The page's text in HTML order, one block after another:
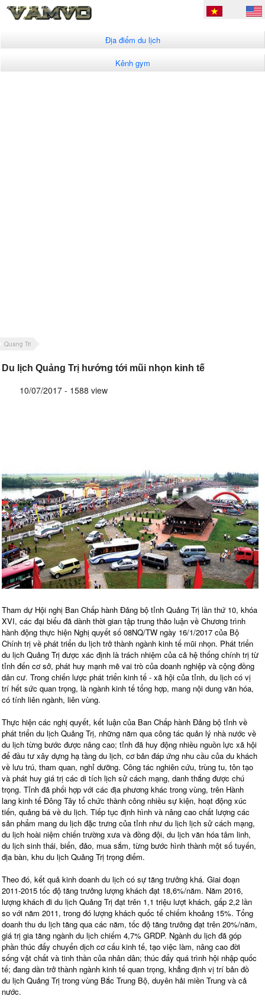
Địa điểm du lịch
Kênh gym
Quang Tri
Du lịch Quảng Trị hướng tới mũi nhọn kinh tế
10/07/2017 - 1588 view
Tham dự Hội nghị Ban Chấp hành Đảng bộ tỉnh Quảng Trị lần thứ 10, khóa
XVI, các đại biểu đã dành thời gian tập trung thảo luận về Chương trình
hành động thực hiện Nghị quyết số 08NQ/TW ngày 16/1/2017 của Bộ
Chính trị về phát triển du lịch trở thành ngành kinh tế mũi nhọn. Phát triển
du lịch Quảng Trị được xác định là trách nhiệm của cả hệ thống chính trị từ
tỉnh đến cơ sở, phát huy mạnh mẽ vai trò của doanh nghiệp và cộng đồng
dân cư. Trong chiến lược phát triển kinh tế - xã hội của tỉnh, du lịch có vị
trí hết sức quan trọng, là ngành kinh tế tổng hợp, mang nội dung văn hóa,
có tính liên ngành, liên vùng.
Thực hiện các nghị quyết, kết luận của Ban Chấp hành Đảng bộ tỉnh về
phát triển du lịch Quảng Trị, những năm qua công tác quản lý nhà nước về
du lịch từng bước được nâng cao; tỉnh đã huy động nhiều nguồn lực xã hội
để đầu tư xây dựng hạ tầng du lịch, cơ bản đáp ứng nhu cầu của du khách
về lưu trú, tham quan, nghỉ dưỡng. Công tác nghiên cứu, trùng tu, tôn tạo
và phát huy giá trị các di tích lịch sử cách mạng, danh thắng được chú
trọng. Tỉnh đã phối hợp với các địa phương khác trong vùng, trên Hành
lang kinh tế Đông Tây tổ chức thành công nhiều sự kiện, hoạt động xúc
tiến, quảng bá về du lịch. Tiếp tục định hình và nâng cao chất lượng các
sản phẩm mang du lịch đặc trưng của tỉnh như du lịch lịch sử cách mạng,
du lịch hoài niệm chiến trường xưa và đồng đội, du lịch văn hóa tâm linh,
du lịch sinh thái, biển, đảo, mua sắm, từng bước hình thành một số tuyến,
địa bàn, khu du lịch Quảng Trị trọng điểm.
Theo đó, kết quả kinh doanh du lịch có sự tăng trưởng khá. Giai đoạn
2011-2015 tốc độ tăng trưởng lượng khách đạt 18,6%/năm. Năm 2016,
lượng khách đi du lịch Quảng Trị đạt trên 1,1 triệu lượt khách, gấp 2,2 lần
so với năm 2011, trong đó lượng khách quốc tế chiếm khoảng 15%. Tổng
doanh thu du lịch tăng qua các năm, tốc độ tăng trưởng đạt trên 20%/năm,
giá trị gia tăng ngành du lịch chiếm 4,7% GRDP. Ngành du lịch đã góp
phần thúc đẩy chuyển dịch cơ cấu kinh tế, tạo việc làm, nâng cao đời
sống vật chất và tinh thần của nhân dân; thúc đẩy quá trình hội nhập quốc
tế; đang dần trở thành ngành kinh tế quan trọng, khẳng định vị trí bản đồ
du lịch Quảng Trị trong vùng Bắc Trung Bộ, duyên hải miền Trung và cả
nước.